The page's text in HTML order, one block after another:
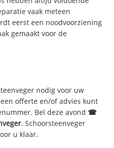
vaak meteen
eerst een noodvoorziening
gemaakt voor de
nodig voor uw
offerte en/of advies kunt
Bel deze avond ☎
. Schoorsteenveger
u klaar.